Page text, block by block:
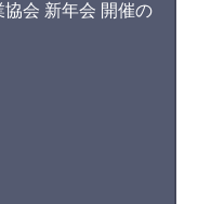
会 新年会 開催の